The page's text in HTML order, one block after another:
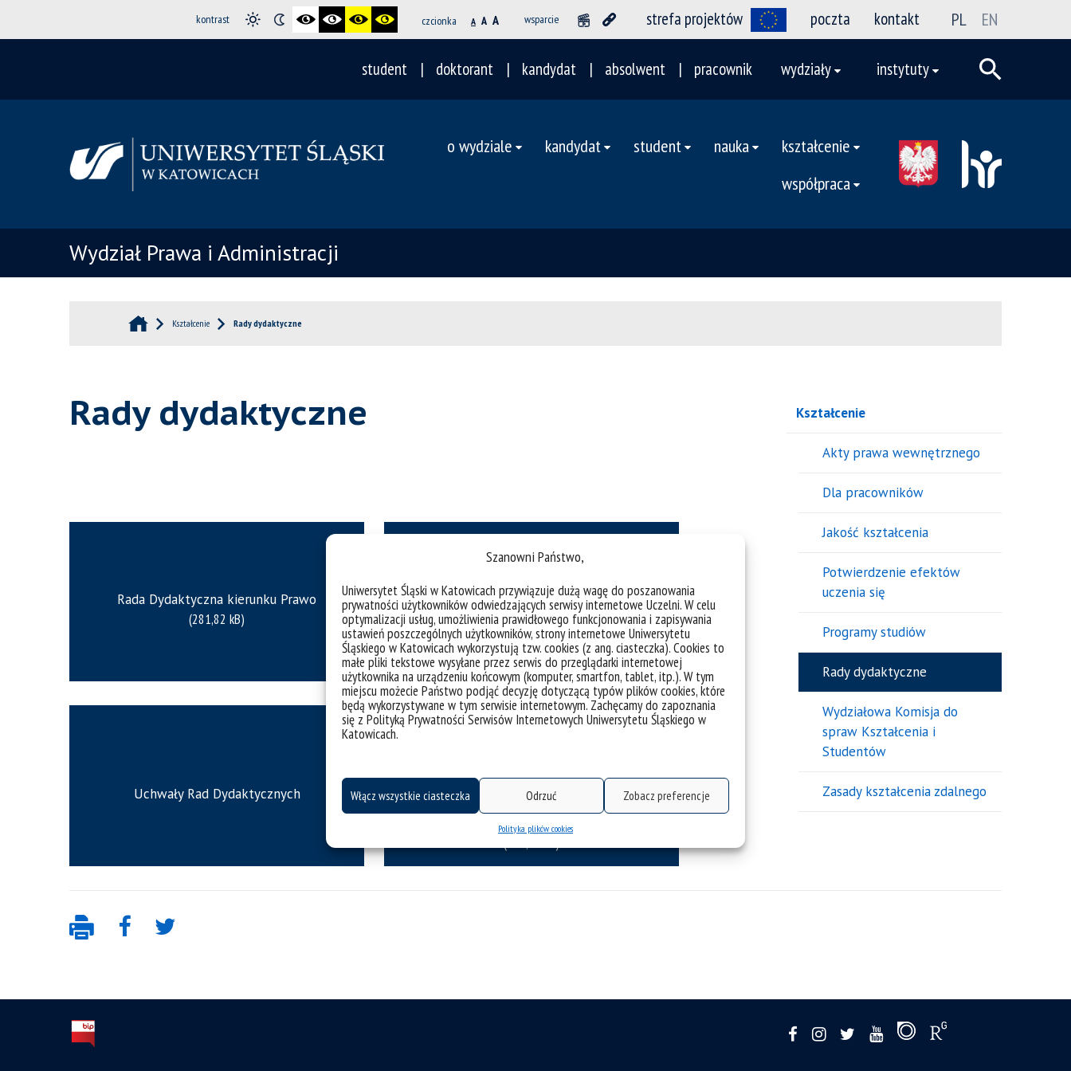
Szanowni Państwo,
Uniwersytet Śląski w Katowicach przywiązuje dużą wagę do poszanowania
prywatności użytkowników odwiedzających serwisy internetowe Uczelni. W celu
optymalizacji usług, umożliwienia prawidłowego funkcjonowania i zapisywania
ustawień poszczególnych użytkowników, strony internetowe Uniwersytetu
Śląskiego w Katowicach wykorzystują tzw. cookies (z ang. ciasteczka). Cookies to
małe pliki tekstowe wysyłane przez serwis do przeglądarki internetowej
użytkownika na urządzeniu końcowym (komputer, smartfon, tablet, itp.). W tym
miejscu możecie Państwo podjąć decyzję dotyczącą typów plików cookies, które
będą wykorzystywane w tym serwisie internetowym. Zachęcamy do zapoznania
się z Polityką Prywatności Serwisów Internetowych Uniwersytetu Śląskiego w
Katowicach.
Włącz wszystkie ciasteczka Odrzuć Zobacz preferencje
Polityka plików cookies
kontrast czcionka A A A wsparcie strefa projektów poczta kontakt PL EN
student doktorant kandydat absolwent pracownik wydziały instytuty
o wydziale kandydat student nauka
kształcenie
współpraca
Wydział Prawa i Administracji
Kształcenie Rady dydaktyczne
Rady dydaktyczne
Rada Dydaktyczna kierunku Prawo Rada Dydaktyczna kierunku Administracja
Uchwały Rad Dydaktycznych
International Business Law and
Arbitration, Administrowanie
Środowiskiem
Kształcenie
Akty prawa wewnętrznego
Dla pracowników
Jakość kształcenia
Potwierdzenie efektów
uczenia się
Programy studiów
Rady dydaktyczne
Wydziałowa Komisja do
spraw Kształcenia i
Studentów
Zasady kształcenia zdalnego